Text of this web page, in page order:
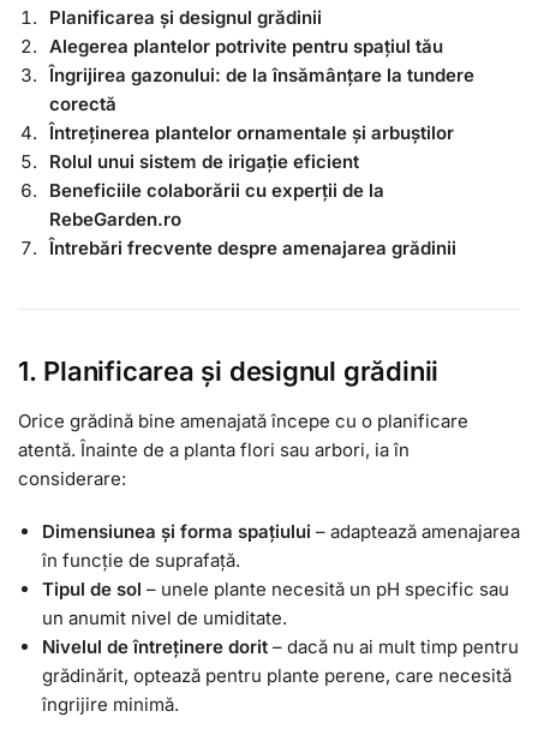
Planificarea și designul grădinii
Alegerea plantelor potrivite pentru spațiul tău
Îngrijirea gazonului: de la însămânțare la tundere
corectă
Întreținerea plantelor ornamentale și arbuștilor
Rolul unui sistem de irigație eficient
Beneficiile colaborării cu experții de la
RebeGarden.ro
Întrebări frecvente despre amenajarea grădinii
1. Planificarea și designul grădinii
Orice grădină bine amenajată începe cu o planificare
atentă. Înainte de a planta flori sau arbori, ia în
considerare:
Dimensiunea și forma spațiului – adaptează amenajarea
în funcție de suprafață.
Tipul de sol – unele plante necesită un pH specific sau
un anumit nivel de umiditate.
Nivelul de întreținere dorit – dacă nu ai mult timp pentru
grădinărit, optează pentru plante perene, care necesită
îngrijire minimă.